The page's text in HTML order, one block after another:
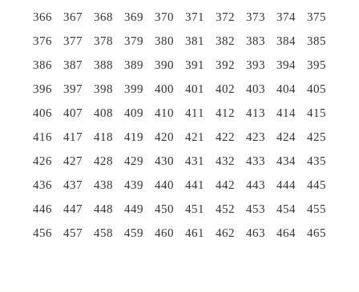
366
367 368 369 370 371 372 373 374
375
376
377 378 379 380 381 382 383 384
385
386
387 388 389 390 391 392 393 394
395
396
397 398 399 400 401 402 403 404
405
406
407 408 409 410 411 412 413 414
415
416
417 418 419 420 421 422 423 424
425
426
427 428 429 430 431 432 433 434
435
436
437 438 439 440 441 442 443 444
445
446
447 448 449 450 451 452 453 454
455
456
457 458 459 460 461 462 463 464 465